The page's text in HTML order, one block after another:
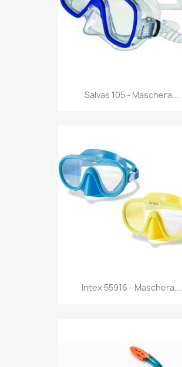
Anteprima
Salvas 105 - Maschera...
Anteprima
Intex 55916 - Maschera...